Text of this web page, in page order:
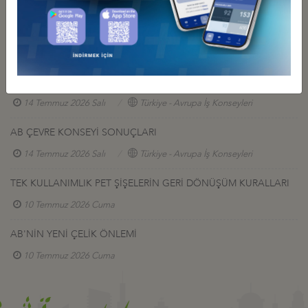
AB ORMANSIZLAŞMANIN ÖNLENMESİ MEVZUATI
KAPSAMINDA İKİ YENİ UYGULAMANIN KABUL EDİLMESİ
31 Temmuz 2026 Cuma
14 Temmuz 2026 Salı Türkiye - Avrupa İş Konseyleri
AB ÇEVRE KONSEYİ SONUÇLARI
14 Temmuz 2026 Salı Türkiye - Avrupa İş Konseyleri
TEK KULLANIMLIK PET ŞİŞELERİN GERİ DÖNÜŞÜM KURALLARI
10 Temmuz 2026 Cuma
AB'NİN YENİ ÇELİK ÖNLEMİ
10 Temmuz 2026 Cuma